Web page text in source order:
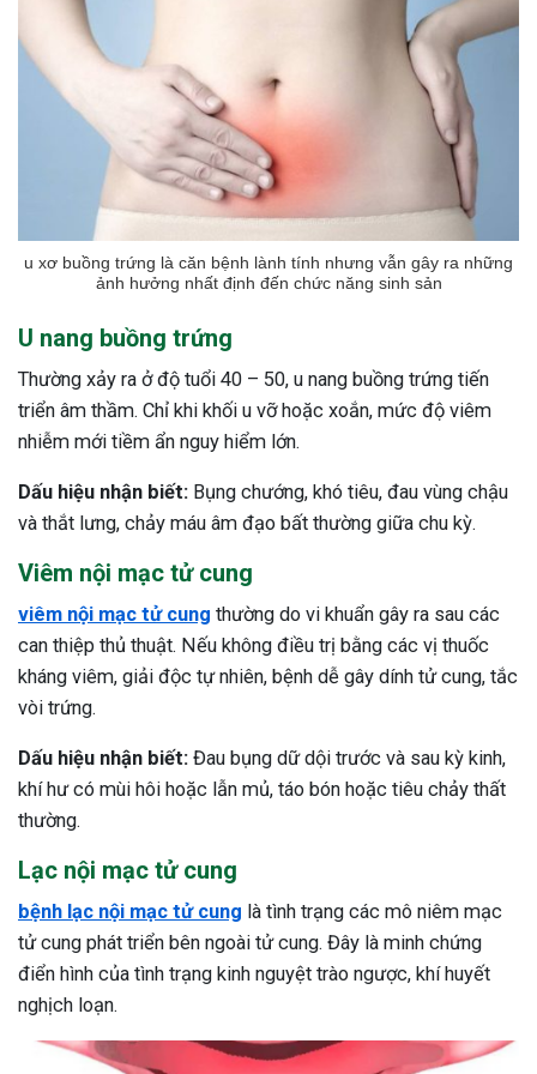
u xơ buồng trứng là căn bệnh lành tính nhưng vẫn gây ra những
ảnh hưởng nhất định đến chức năng sinh sản
U nang buồng trứng
Thường xảy ra ở độ tuổi 40 – 50, u nang buồng trứng tiến
triển âm thầm. Chỉ khi khối u vỡ hoặc xoắn, mức độ viêm
nhiễm mới tiềm ẩn nguy hiểm lớn.
Dấu hiệu nhận biết: Bụng chướng, khó tiêu, đau vùng chậu
và thắt lưng, chảy máu âm đạo bất thường giữa chu kỳ.
Viêm nội mạc tử cung
viêm nội mạc tử cung thường do vi khuẩn gây ra sau các
can thiệp thủ thuật. Nếu không điều trị bằng các vị thuốc
kháng viêm, giải độc tự nhiên, bệnh dễ gây dính tử cung, tắc
vòi trứng.
Dấu hiệu nhận biết: Đau bụng dữ dội trước và sau kỳ kinh,
khí hư có mùi hôi hoặc lẫn mủ, táo bón hoặc tiêu chảy thất
thường.
Lạc nội mạc tử cung
bệnh lạc nội mạc tử cung là tình trạng các mô niêm mạc
tử cung phát triển bên ngoài tử cung. Đây là minh chứng
điển hình của tình trạng kinh nguyệt trào ngược, khí huyết
nghịch loạn.